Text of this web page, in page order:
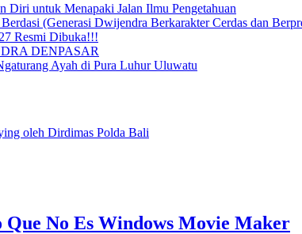
Diri untuk Menapaki Jalan Ilmu Pengetahuan
(Generasi Dwijendra Berkarakter Cerdas dan
Resmi Dibuka!!!
DENPASAR
Ayah di Pura Luhur Uluwatu
oleh Dirdimas Polda Bali
No Es Windows Movie Maker